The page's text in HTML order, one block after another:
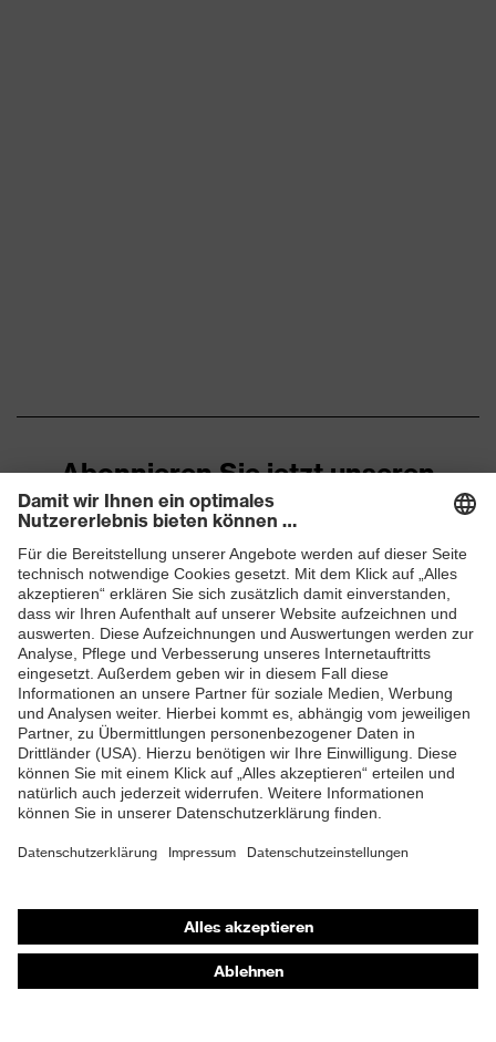
Abonnieren Sie jetzt unseren
Newsletter
ZUM NEWSLETTER ANMELDEN
Online-Shop für B2B-Kunden
Online-Shop für Personaldienstleister